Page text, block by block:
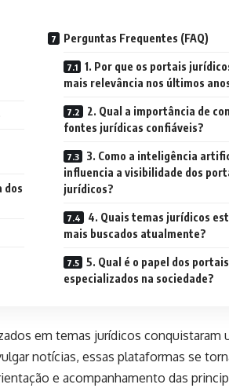
dos
Perguntas Frequentes (FAQ)
1. Por que os portais
mais relevância nos últimos
2. Qual a importância de
fontes jurídicas confiáveis?
3. Como a inteligência
influencia a visibilidade dos
jurídicos?
4. Quais temas jurídicos
mais buscados atualmente?
5. Qual é o papel dos portais
especializados na sociedade?
em temas jurídicos conquistaram
notícias, essas plataformas se
e acompanhamento das